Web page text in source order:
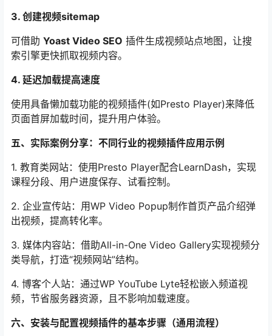
3. 创建视频sitemap
可借助 Yoast Video SEO 插件生成视频站点地图，让搜
索引擎更快抓取视频内容。
4. 延迟加载提高速度
使用具备懒加载功能的视频插件(如Presto Player)来降低
页面首屏加载时间，提升用户体验。
五、实际案例分享：不同行业的视频插件应用示例
1. 教育类网站：使用Presto Player配合LearnDash，实现
课程分段、用户进度保存、试看控制。
2. 企业宣传站：用WP Video Popup制作首页产品介绍弹
出视频，提高转化率。
3. 媒体内容站：借助All-in-One Video Gallery实现视频分
类导航，打造“视频网站”结构。
4. 博客个人站：通过WP YouTube Lyte轻松嵌入频道视
频，节省服务器资源，且不影响加载速度。
六、安装与配置视频插件的基本步骤（通用流程）